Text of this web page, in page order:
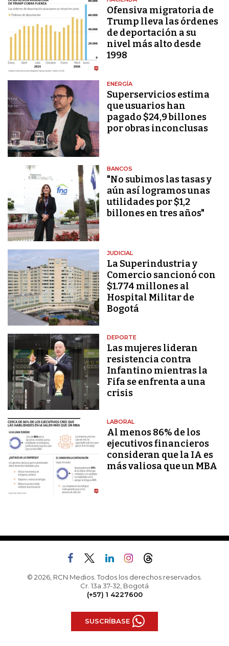
Ofensiva migratoria de
Trump lleva las órdenes
de deportación a su
nivel más alto desde
1998
ENERGÍA
Superservicios estima
que usuarios han
pagado $24,9 billones
por obras inconclusas
BANCOS
"No subimos las tasas y
aún así logramos unas
utilidades por $1,2
billones en tres años"
JUDICIAL
La Superindustria y
Comercio sancionó con
$1.774 millones al
Hospital Militar de
Bogotá
DEPORTE
Las mujeres lideran
resistencia contra
Infantino mientras la
Fifa se enfrenta a una
crisis
LABORAL
Al menos 86% de los
ejecutivos financieros
consideran que la IA es
más valiosa que un MBA
© 2026, RCN Medios. Todos los derechos reservados.
Cr. 13a 37-32, Bogotá
(+57) 1 4227600
SUSCRÍBASE